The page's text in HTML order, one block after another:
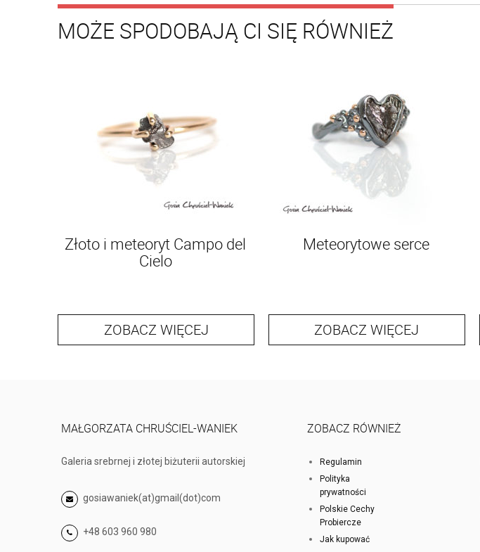
MOŻE SPODOBAJĄ CI SIĘ RÓWNIEŻ
Złoto i meteoryt Campo del
Cielo
ZOBACZ WIĘCEJ
Meteorytowe serce
ZOBACZ WIĘCEJ
MAŁGORZATA CHRUŚCIEL-WANIEK
Galeria srebrnej i złotej biżuterii autorskiej
gosiawaniek(at)gmail(dot)com
+48 603 960 980
ZOBACZ RÓWNIEŻ
Regulamin
Polityka
prywatności
Polskie Cechy
Probiercze
Jak kupować